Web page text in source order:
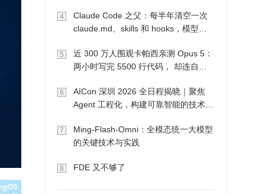
4
Claude Code 之父：每半年清空一次
claude.md、skills 和 hooks，模型自
5
近 300 万人围观卡帕西亲测 Opus 5：
两小时写完 5500 行代码， 却连自己
6
AICon 深圳 2026 全日程揭晓｜聚焦
Agent 工程化，构建可靠智能的技术路
7
Ming-Flash-Omni：全模态统一大模型
的关键技术与实践
8 FDE 又不够了